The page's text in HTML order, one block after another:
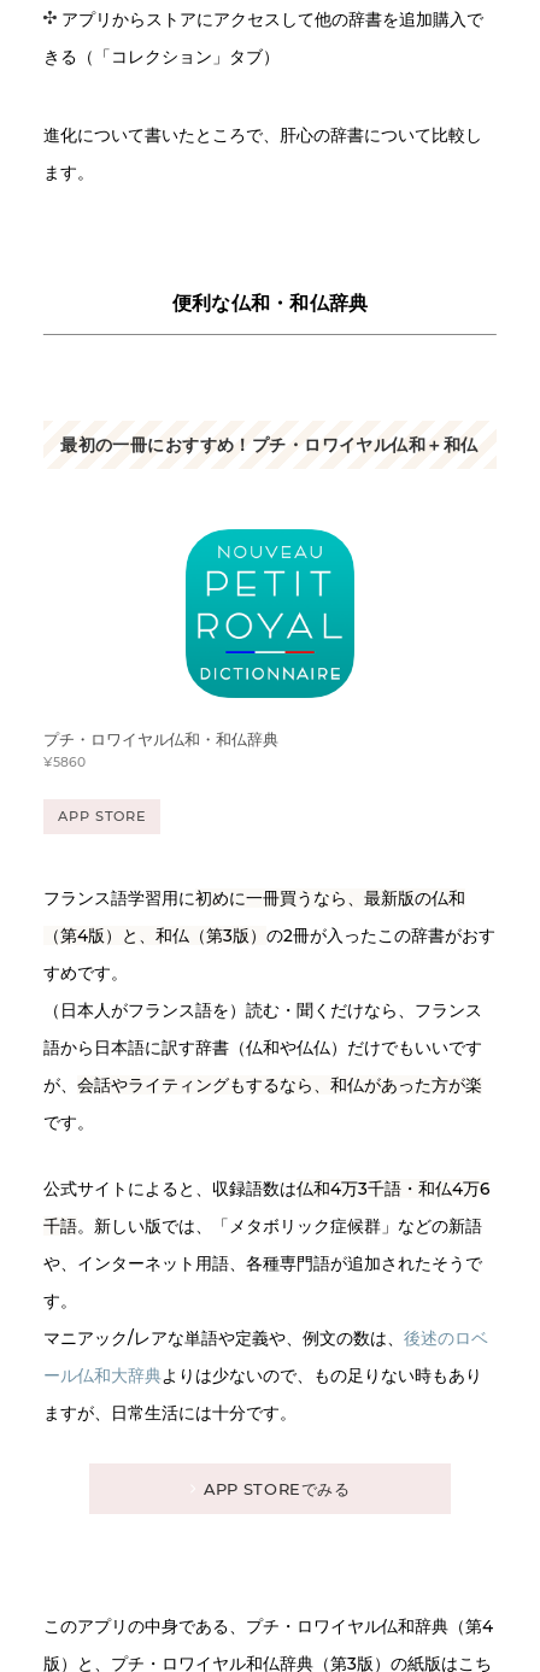
アプリからストアにアクセスして他の辞書を追加購入で
きる（「コレクション」タブ）
進化について書いたところで、肝心の辞書について比較し
ます。
便利な仏和・和仏辞典
最初の一冊におすすめ！プチ・ロワイヤル仏和＋和仏
プチ・ロワイヤル仏和・和仏辞典
¥5860
APP STORE
フランス語学習用に初めに一冊買うなら、最新版の仏和
（第4版）と、和仏（第3版） の2冊が入ったこの辞書がおす
すめです。
（日本人がフランス語を）読む・聞くだけなら、フランス
語から日本語に訳す辞書（仏和や仏仏）だけでもいいです
が、 会話やライティングもするなら、和仏があった方が楽
です。
公式サイトによると、収録語数は仏和4万3千語・和仏4万6
千語。新しい版では、「メタボリック症候群」などの新語
や、インターネット用語、各種専門語が追加されたそうで
す。
マニアック/レアな単語や定義や、例文の数は、 後述のロベ
ール仏和大辞典よりは少ないので、もの足りない時もあり
ますが、日常生活には十分です。
APP STOREでみる
このアプリの中身である、プチ・ロワイヤル仏和辞典（第4
版）と、プチ・ロワイヤル和仏辞典（第3版）の紙版はこち